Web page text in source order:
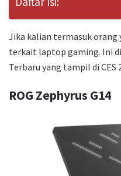
Jika kalian termasuk
terkait laptop gaming. Ini
Terbaru yang tampil di CES
ROG Zephyrus G14